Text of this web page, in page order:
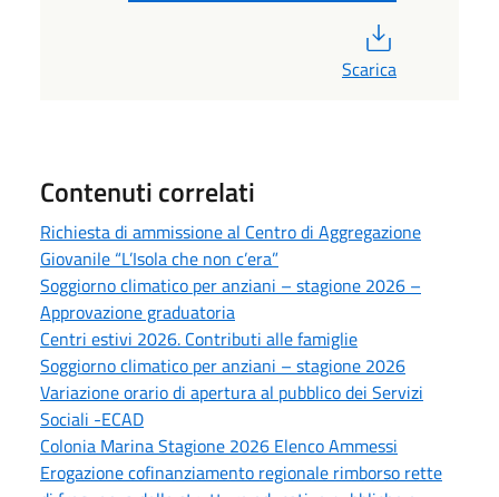
Scarica
Contenuti correlati
Richiesta di ammissione al Centro di Aggregazione
Giovanile “L’Isola che non c’era”
Soggiorno climatico per anziani – stagione 2026 –
Approvazione graduatoria
Centri estivi 2026. Contributi alle famiglie
Soggiorno climatico per anziani – stagione 2026
Variazione orario di apertura al pubblico dei Servizi
Sociali -ECAD
Colonia Marina Stagione 2026 Elenco Ammessi
Erogazione cofinanziamento regionale rimborso rette